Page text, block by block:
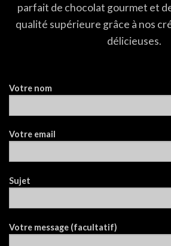
parfait de chocolat gourmet et
qualité supérieure grâce à nos
délicieuses.
Votre nom
Votre email
Sujet
Votre message (facultatif)